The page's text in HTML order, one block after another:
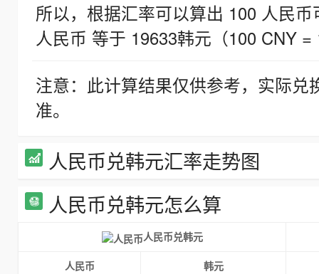
所以，根据汇率可以算出 100 人民
人民币 等于 19633韩元（100 CNY =
注意：此计算结果仅供参考，实际
准。
人民币兑韩元汇率走势图
人民币兑韩元怎么算
人民币兑韩元
人民币
韩元